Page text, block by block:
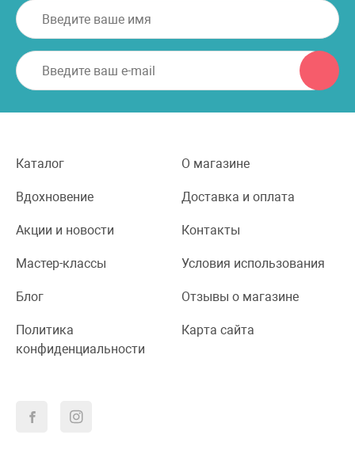
Каталог О магазине
Вдохновение Доставка и оплата
Акции и новости Контакты
Мастер-классы Условия использования
Блог Отзывы о магазине
Политика
конфиденциальности
Карта сайта